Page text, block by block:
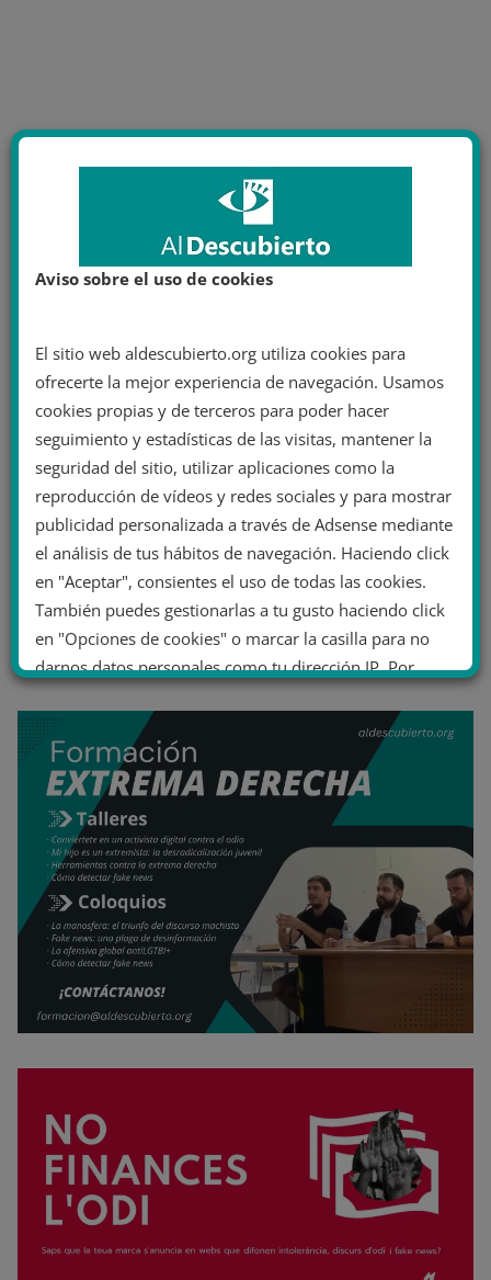
Aviso sobre el uso de cookies
El sitio web aldescubierto.org utiliza cookies para
ofrecerte la mejor experiencia de navegación. Usamos
cookies propias y de terceros para poder hacer
seguimiento y estadísticas de las visitas, mantener la
seguridad del sitio, utilizar aplicaciones como la
reproducción de vídeos y redes sociales y para mostrar
publicidad personalizada a través de Adsense mediante
el análisis de tus hábitos de navegación. Haciendo click
en "Aceptar", consientes el uso de todas las cookies.
También puedes gestionarlas a tu gusto haciendo click
en "Opciones de cookies" o marcar la casilla para no
darnos datos personales como tu dirección IP. Por
No dar mi información personal
Opciones de cookies
Rechazar cookies Política de cookies